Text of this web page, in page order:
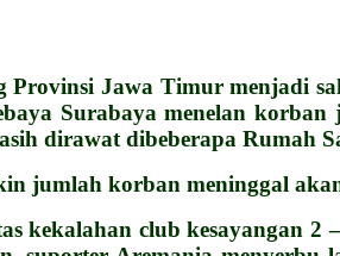
Jawa Timur menjadi
Surabaya menelan
dirawat dibeberapa Rumah
jumlah korban meninggal
kekalahan club kesayangan 2